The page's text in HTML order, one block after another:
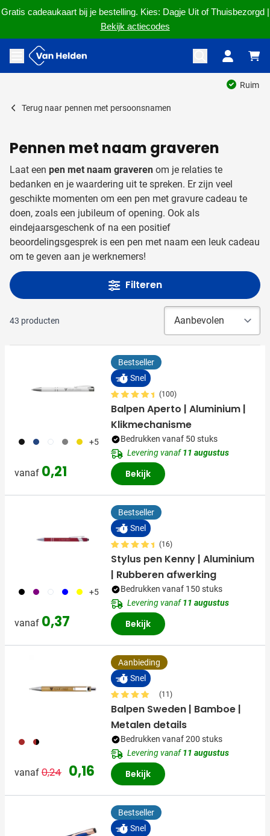
Gratis cadeaukaart bij je bestelling. Kies: Dagje Uit of Thuisbezorgd |
Bekijk actiecodes
Ga naar de inhoud
Menu openen
Terug naar pennen met persoonsnamen
Pennen met naam graveren
Laat een pen met naam graveren om je relaties te
bedanken en je waardering uit te spreken. Er zijn veel
geschikte momenten om een pen met gravure cadeau te
doen, zoals een jubileum of opening. Ook als
eindejaarsgeschenk of na een positief
beoordelingsgesprek is een pen met naam een leuk cadeau
om te geven aan je werknemers!
Filteren
43 producten
001 023 002 003 006 +5
vanaf 0,21
Bestseller
Snel
(100)
Balpen Aperto | Aluminium |
Klikmechanisme
Bedrukken vanaf 50 stuks
Levering vanaf11 augustus
Bekijk
001 024 002 005 006 +5
vanaf 0,37
Bestseller
Snel
(16)
Stylus pen Kenny | Aluminium
| Rubberen afwerking
Bedrukken vanaf 150 stuks
Levering vanaf11 augustus
Bekijk
011 001
vanaf Normale prijs
0,24 Speciale prijs
0,16
Aanbieding
Snel
(11)
Balpen Sweden | Bamboe |
Metalen details
Bedrukken vanaf 200 stuks
Levering vanaf11 augustus
Bekijk
Bestseller
Snel